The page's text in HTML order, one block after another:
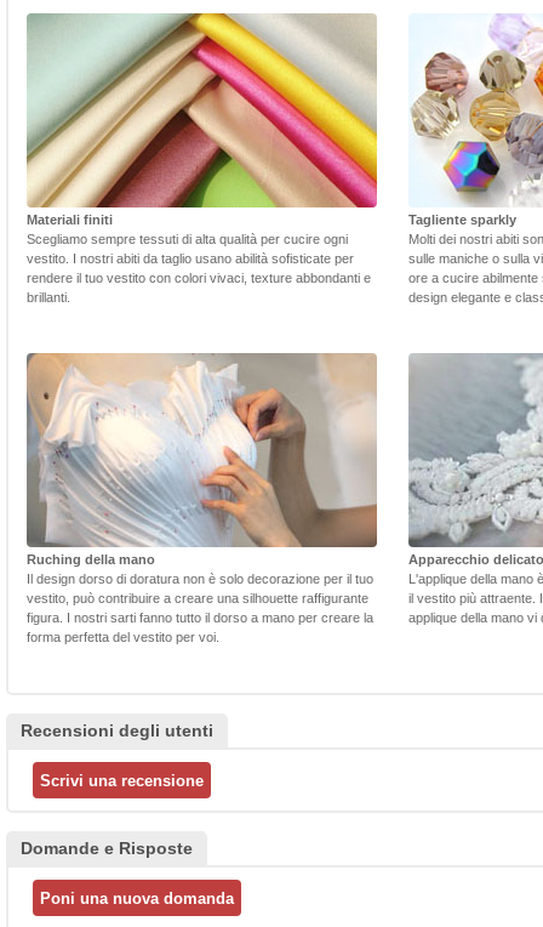
Materiali finiti
Scegliamo sempre tessuti di alta qualità per cucire ogni
vestito. I nostri abiti da taglio usano abilità sofisticate per
rendere il tuo vestito con colori vivaci, texture abbondanti e
brillanti.
Tagliente sparkly
Molti dei nostri abiti
sulle maniche o sulla
ore a cucire
design elegante e
Ruching della mano
Il design dorso di doratura non è solo decorazione per il tuo
vestito, può contribuire a creare una silhouette raffigurante
figura. I nostri sarti fanno tutto il dorso a mano per creare la
forma perfetta del vestito per voi.
Apparecchio delicato
L'applique della
il vestito più attraente.
applique della mano
Recensioni degli utenti
Domande e Risposte